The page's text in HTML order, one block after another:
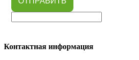
Контактная информация